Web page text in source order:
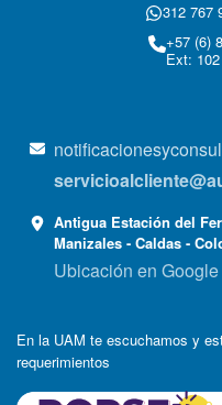
312 767
+57 (6)
Ext:
Antigua Estación del
Manizales - Caldas -
Ubicación en
En la UAM te escuchamos y
requerimientos